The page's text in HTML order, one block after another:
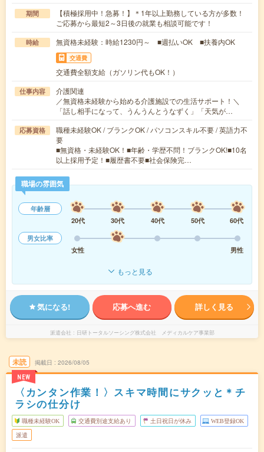
期間
【積極採用中！急募！】＊1年以上勤務している方が多数！
ご応募から最短2～3日後の就業も相談可能です！
時給 無資格未経験：時給1230円～ ■週払いOK ■扶養内OK
交通費
交通費全額支給（ガソリン代もOK！）
仕事内容
介護関連
／無資格未経験から始める介護施設での生活サポート！＼
「話し相手になって、うんうんとうなずく」「天気が…
応募資格
職種未経験OK / ブランクOK / パソコンスキル不要 / 英語力不
要
■無資格・未経験OK！■年齢・学歴不問！ブランクOK!■10名
以上採用予定！■履歴書不要■社会保険完…
職場の雰囲気
年齢層
20代
30代 40代 50代
60代
男女比率
女性
男性
もっと見る
気になる! 応募へ進む 詳しく見る
派遣会社 日研トータルソーシング株式会社 メディカルケア事業部
未読
NEW
掲載日 2026/08/05
〈カンタン作業！〉スキマ時間にサクッと＊チ
ラシの仕分け
職種未経験OK 交通費別途支給あり 土日祝日が休み WEB登録OK
派遣